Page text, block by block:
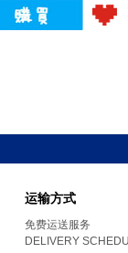
运输方式
免费运送服务
DELIVERY